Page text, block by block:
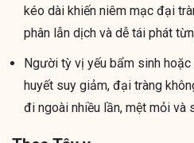
kéo dài khiến niêm mạc đại
phân lẫn dịch và dễ tái phát
Người tỳ vị yếu bẩm sinh
huyết suy giảm, đại tràng
đi ngoài nhiều lần, mệt mỏi và